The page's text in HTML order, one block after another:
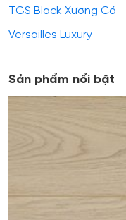
TGS Black Xương Cá
Versailles Luxury
Sản phẩm nổi bật